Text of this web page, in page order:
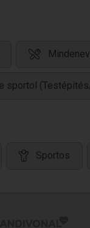
sportol
Sportos